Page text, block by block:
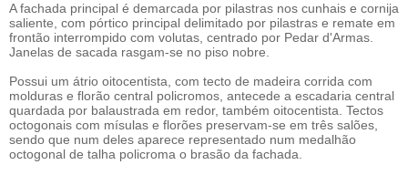
A fachada principal é demarcada por pilastras nos cunhais e cornija
saliente, com pórtico principal delimitado por pilastras e remate em
frontão interrompido com volutas, centrado por Pedar d'Armas.
Janelas de sacada rasgam-se no piso nobre.
Possui um átrio oitocentista, com tecto de madeira corrida com
molduras e florão central policromos, antecede a escadaria central
quardada por balaustrada em redor, também oitocentista. Tectos
octogonais com mísulas e florões preservam-se em três salões,
sendo que num deles aparece representado num medalhão
octogonal de talha policroma o brasão da fachada.